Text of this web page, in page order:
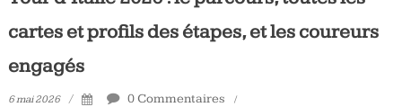
cartes et profils des étapes, et les coureurs
engagés
6 mai 2026 0 Commentaires